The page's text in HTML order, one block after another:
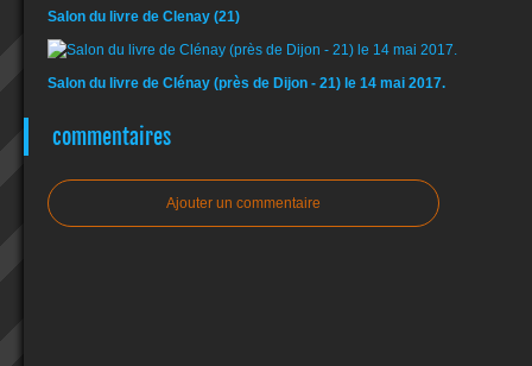
Salon du livre de Clenay (21)
Salon du livre de Clénay (près de Dijon - 21) le 14 mai 2017.
commentaires
Ajouter un commentaire